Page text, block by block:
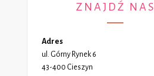
ZNAJDŹ NAS
Adres
ul. Górny Rynek 6
43-400 Cieszyn